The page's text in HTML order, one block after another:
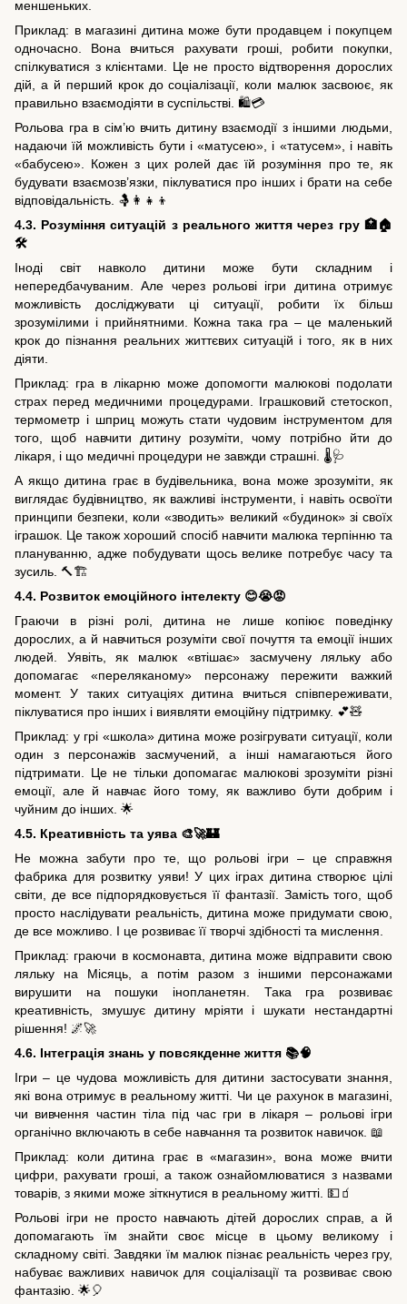
меншеньких.
Приклад: в магазині дитина може бути продавцем і покупцем
одночасно. Вона вчиться рахувати гроші, робити покупки,
спілкуватися з клієнтами. Це не просто відтворення дорослих
дій, а й перший крок до соціалізації, коли малюк засвоює, як
правильно взаємодіяти в суспільстві. 🛍️💳
Рольова гра в сім’ю вчить дитину взаємодії з іншими людьми,
надаючи їй можливість бути і «матусею», і «татусем», і навіть
«бабусею». Кожен з цих ролей дає їй розуміння про те, як
будувати взаємозв’язки, піклуватися про інших і брати на себе
відповідальність. 🤱👩‍👧‍👦
4.3. Розуміння ситуацій з реального життя через гру 🏥🏠
🛠
Іноді світ навколо дитини може бути складним і
непередбачуваним. Але через рольові ігри дитина отримує
можливість досліджувати ці ситуації, робити їх більш
зрозумілими і прийнятними. Кожна така гра – це маленький
крок до пізнання реальних життєвих ситуацій і того, як в них
діяти.
Приклад: гра в лікарню може допомогти малюкові подолати
страх перед медичними процедурами. Іграшковий стетоскоп,
термометр і шприц можуть стати чудовим інструментом для
того, щоб навчити дитину розуміти, чому потрібно йти до
лікаря, і що медичні процедури не завжди страшні. 🌡️🩺
А якщо дитина грає в будівельника, вона може зрозуміти, як
виглядає будівництво, як важливі інструменти, і навіть освоїти
принципи безпеки, коли «зводить» великий «будинок» зі своїх
іграшок. Це також хороший спосіб навчити малюка терпінню та
плануванню, адже побудувати щось велике потребує часу та
зусиль. 🔨🏗️
4.4. Розвиток емоційного інтелекту 😊😭😡
Граючи в різні ролі, дитина не лише копіює поведінку
дорослих, а й навчиться розуміти свої почуття та емоції інших
людей. Уявіть, як малюк «втішає» засмучену ляльку або
допомагає «переляканому» персонажу пережити важкий
момент. У таких ситуаціях дитина вчиться співпереживати,
піклуватися про інших і виявляти емоційну підтримку. 💕🧸
Приклад: у грі «школа» дитина може розігрувати ситуації, коли
один з персонажів засмучений, а інші намагаються його
підтримати. Це не тільки допомагає малюкові зрозуміти різні
емоції, але й навчає його тому, як важливо бути добрим і
чуйним до інших. 🌟
4.5. Креативність та уява 🎨🚀🏰
Не можна забути про те, що рольові ігри – це справжня
фабрика для розвитку уяви! У цих іграх дитина створює цілі
світи, де все підпорядковується її фантазії. Замість того, щоб
просто наслідувати реальність, дитина може придумати свою,
де все можливо. І це розвиває її творчі здібності та мислення.
Приклад: граючи в космонавта, дитина може відправити свою
ляльку на Місяць, а потім разом з іншими персонажами
вирушити на пошуки інопланетян. Така гра розвиває
креативність, змушує дитину мріяти і шукати нестандартні
рішення! 🌌🚀
4.6. Інтеграція знань у повсякденне життя 📚🧠
Ігри – це чудова можливість для дитини застосувати знання,
які вона отримує в реальному житті. Чи це рахунок в магазині,
чи вивчення частин тіла під час гри в лікаря – рольові ігри
органічно включають в себе навчання та розвиток навичок. 📖
Приклад: коли дитина грає в «магазин», вона може вчити
цифри, рахувати гроші, а також ознайомлюватися з назвами
товарів, з якими може зіткнутися в реальному житті. 💵🧃
Рольові ігри не просто навчають дітей дорослих справ, а й
допомагають їм знайти своє місце в цьому великому і
складному світі. Завдяки їм малюк пізнає реальність через гру,
набуває важливих навичок для соціалізації та розвиває свою
фантазію. 🌟🎈